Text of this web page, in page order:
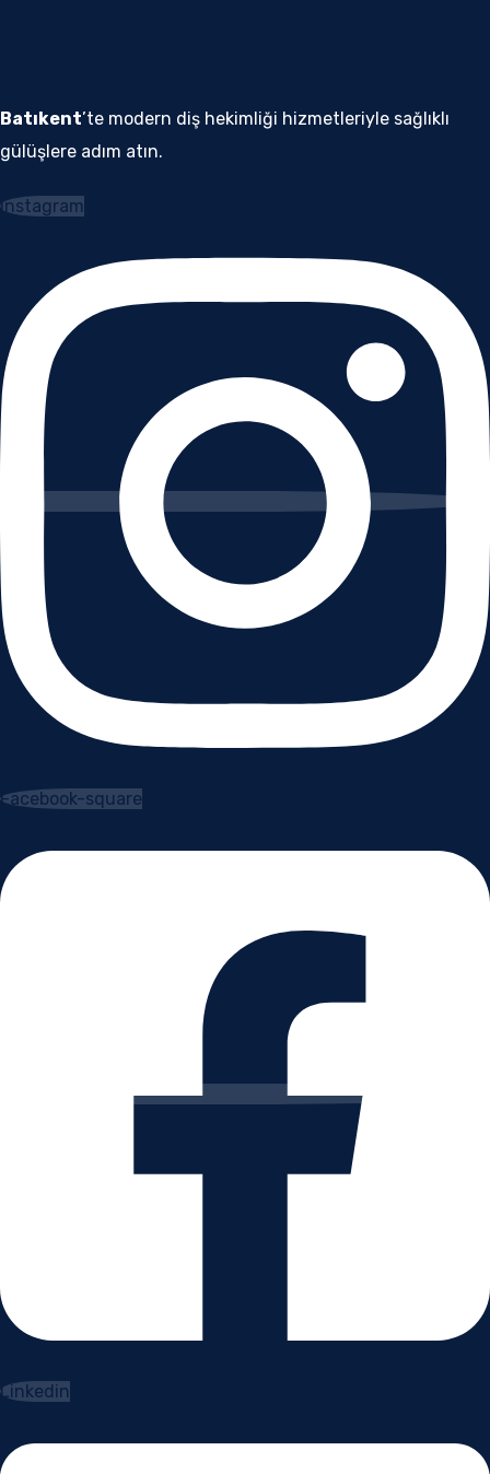
Batıkent’te modern diş hekimliği hizmetleriyle sağlıklı
gülüşlere adım atın.
Instagram
Facebook-square
Linkedin